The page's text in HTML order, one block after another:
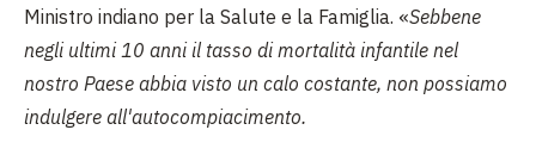
Ministro indiano per la Salute e la Famiglia. «Sebbene
negli ultimi 10 anni il tasso di mortalità infantile nel
nostro Paese abbia visto un calo costante, non possiamo
indulgere all'autocompiacimento.